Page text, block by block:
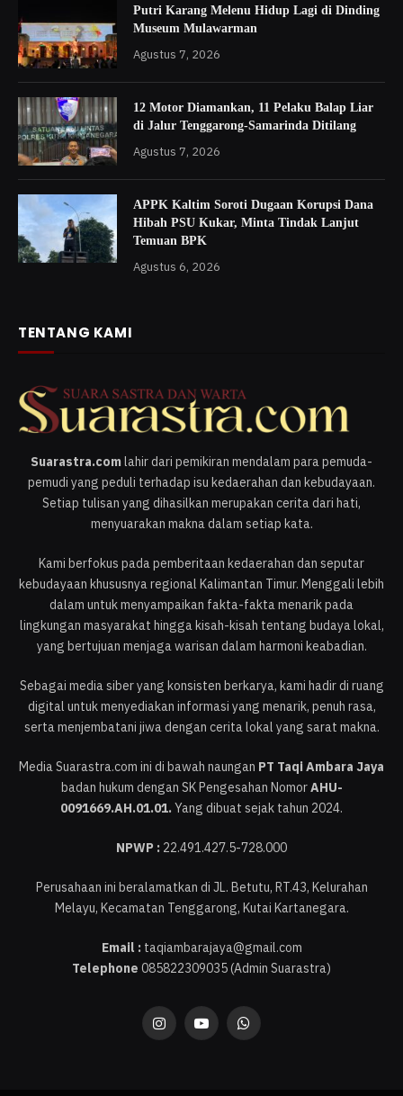
Putri Karang Melenu Hidup Lagi di Dinding
Museum Mulawarman
Agustus 7, 2026
12 Motor Diamankan, 11 Pelaku Balap Liar
di Jalur Tenggarong-Samarinda Ditilang
Agustus 7, 2026
APPK Kaltim Soroti Dugaan Korupsi Dana
Hibah PSU Kukar, Minta Tindak Lanjut
Temuan BPK
Agustus 6, 2026
TENTANG KAMI
Suarastra.comlahir dari pemikiran mendalam para pemuda-
pemudi yang peduli terhadap isu kedaerahan dan kebudayaan.
Setiap tulisan yang dihasilkan merupakan cerita dari hati,
menyuarakan makna dalam setiap kata.
Kami berfokus pada pemberitaan kedaerahan dan seputar
kebudayaan khususnya regional Kalimantan Timur. Menggali lebih
dalam untuk menyampaikan fakta-fakta menarik pada
lingkungan masyarakat hingga kisah-kisah tentang budaya lokal,
yang bertujuan menjaga warisan dalam harmoni keabadian.
Sebagai media siber yang konsisten berkarya, kami hadir di ruang
digital untuk menyediakan informasi yang menarik, penuh rasa,
serta menjembatani jiwa dengan cerita lokal yang sarat makna.
Media Suarastra.com ini di bawah naungan PT Taqi Ambara Jaya
badan hukum dengan SK Pengesahan NomorAHU-
0091669.AH.01.01.Yang dibuat sejak tahun 2024.
NPWP : 22.491.427.5-728.000
Perusahaan ini beralamatkan di JL. Betutu, RT.43, Kelurahan
Melayu, Kecamatan Tenggarong, Kutai Kartanegara.
Email :taqiambarajaya@gmail.com
Telephone 085822309035 (Admin Suarastra)
InstagramYouTubeWhatsApp